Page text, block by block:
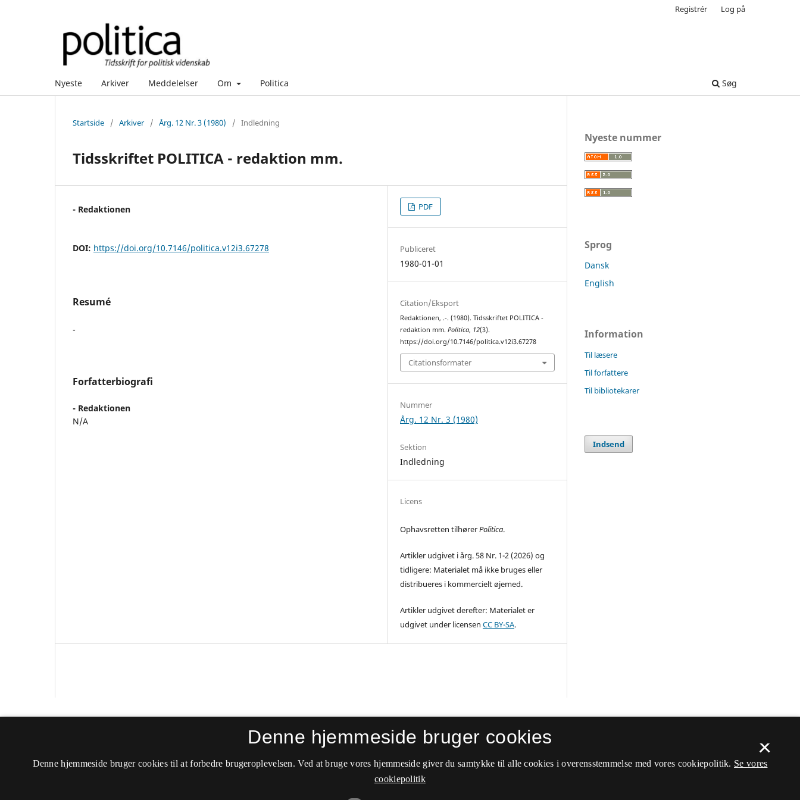
Nyeste Arkiver Meddelelser Om Politica Søg
Registrér Log på
Startside / Arkiver / Årg. 12 Nr. 3 (1980) / Indledning
Tidsskriftet POLITICA - redaktion mm.
- Redaktionen
DOI: https://doi.org/10.7146/politica.v12i3.67278
Resumé
-
Forfatterbiografi
- Redaktionen
N/A
PDF
Publiceret
1980-01-01
Citation/Eksport
Redaktionen, .-. (1980). Tidsskriftet POLITICA -
redaktion mm.Politica, 12(3).
https://doi.org/10.7146/politica.v12i3.67278
Citationsformater
Nummer
Årg. 12 Nr. 3 (1980)
Sektion
Indledning
Licens
Ophavsretten tilhørerPolitica.
Artikler udgivet i årg. 58 Nr. 1-2 (2026) og
tidligere: Materialet må ikke bruges eller
distribueres i kommercielt øjemed.
Artikler udgivet derefter: Materialet er
udgivet under licensenCC BY-SA.
Nyeste nummer
Sprog
Dansk
English
Information
Til læsere
Til forfattere
Til bibliotekarer
Indsend
ISSN 2246-042X (Online)
×
Denne hjemmeside bruger cookies
Denne hjemmeside bruger cookies til at forbedre brugeroplevelsen. Ved at bruge vores hjemmeside giver du samtykke til alle cookies i overensstemmelse med vores cookiepolitik. Se vores
cookiepolitik